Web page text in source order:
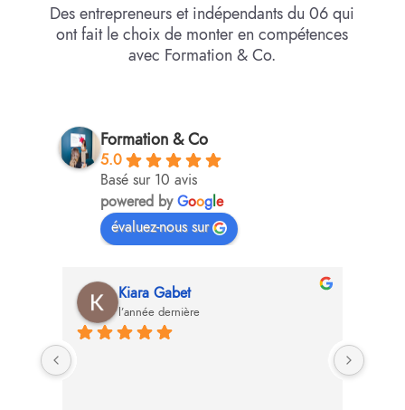
Des entrepreneurs et indépendants du 06 qui
ont fait le choix de monter en compétences
avec Formation & Co.
Formation & Co
5.0
Basé sur 10 avis
powered byGoogle
évaluez-nous sur
Kiara Gabet
l’année dernière